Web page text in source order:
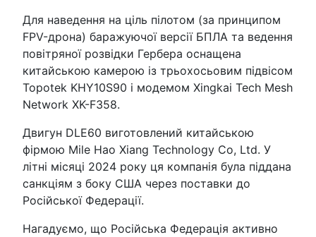
Для наведення на ціль пілотом (за принципом
FPV-дрона) баражуючої версії БПЛА та ведення
повітряної розвідки Гербера оснащена
китайською камерою із трьохосьовим підвісом
Topotek KHY10S90 і модемом Xingkai Tech Mesh
Network XK-F358.
Двигун DLE60 виготовлений китайською
фірмою Mile Hao Xiang Technology Co, Ltd. У
літні місяці 2024 року ця компанія була піддана
санкціям з боку США через поставки до
Російської Федерації.
Нагадуємо, що Російська Федерація активно